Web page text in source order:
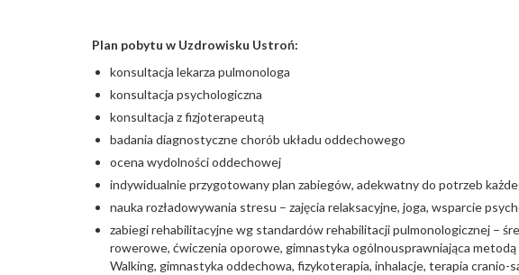
Plan pobytu w Uzdrowisku Ustroń:
konsultacja lekarza pulmonologa
konsultacja psychologiczna
konsultacja z fizjoterapeutą
badania diagnostyczne chorób układu oddechowego
ocena wydolności oddechowej
indywidualnie przygotowany plan zabiegów, adekwatny do potrzeb
nauka rozładowywania stresu – zajęcia relaksacyjne, joga, wsparcie
zabiegi rehabilitacyjne wg standardów rehabilitacji pulmonologicznej –
rowerowe, ćwiczenia oporowe, gimnastyka ogólnousprawniająca
Walking, gimnastyka oddechowa, fizykoterapia, inhalacje, terapia cranio-